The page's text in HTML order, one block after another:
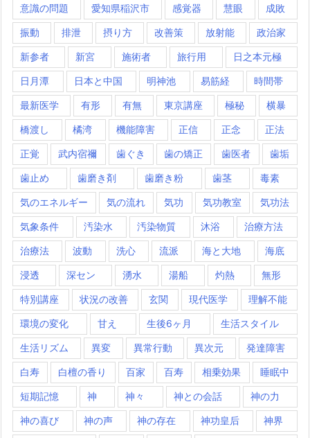
意識の問題 愛知県稲沢市 感覚器 慧眼 成敗
振動 排泄 摂り方 改善策 放射能 政治家
新参者 新宮 施術者 旅行用 日之本元極
日月潭 日本と中国 明神池 易筋経 時間帯
最新医学 有形 有無 東京講座 極秘 横暴
橋渡し 橘湾 機能障害 正信 正念 正法
正覚 武内宿禰 歯ぐき 歯の矯正 歯医者 歯垢
歯止め 歯磨き剤 歯磨き粉 歯茎 毒素
気のエネルギー 気の流れ 気功 気功教室 気功法
気象条件 汚染水 汚染物質 沐浴 治療方法
治療法 波動 洗心 流派 海と大地 海底
浸透 深セン 湧水 湯船 灼熱 無形
特別講座 状況の改善 玄関 現代医学 理解不能
環境の変化 甘え 生後6ヶ月 生活スタイル
生活リズム 異変 異常行動 異次元 発達障害
白寿 白檀の香り 百家 百寿 相乗効果 睡眠中
短期記憶 神 神々 神との会話 神の力
神の喜び 神の声 神の存在 神功皇后 神界